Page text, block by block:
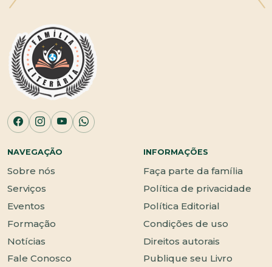
NAVEGAÇÃO
Sobre nós
Serviços
Eventos
Formação
Notícias
Fale Conosco
INFORMAÇÕES
Faça parte da família
Política de privacidade
Política Editorial
Condições de uso
Direitos autorais
Publique seu Livro